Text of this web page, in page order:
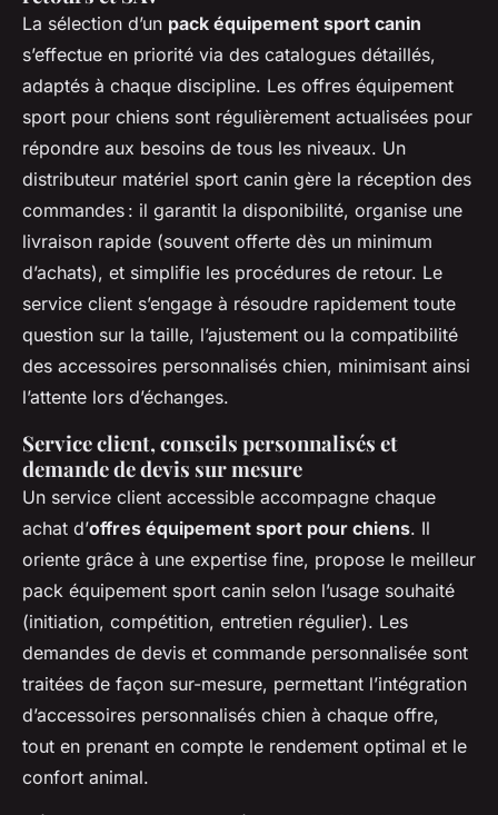
La sélection d’un pack équipement sport canin
s’effectue en priorité via des catalogues détaillés,
adaptés à chaque discipline. Les offres équipement
sport pour chiens sont régulièrement actualisées pour
répondre aux besoins de tous les niveaux. Un
distributeur matériel sport canin gère la réception des
commandes : il garantit la disponibilité, organise une
livraison rapide (souvent offerte dès un minimum
d’achats), et simplifie les procédures de retour. Le
service client s’engage à résoudre rapidement toute
question sur la taille, l’ajustement ou la compatibilité
des accessoires personnalisés chien, minimisant ainsi
l’attente lors d’échanges.
Service client, conseils personnalisés et
demande de devis sur mesure
Un service client accessible accompagne chaque
achat d’offres équipement sport pour chiens. Il
oriente grâce à une expertise fine, propose le meilleur
pack équipement sport canin selon l’usage souhaité
(initiation, compétition, entretien régulier). Les
demandes de devis et commande personnalisée sont
traitées de façon sur-mesure, permettant l’intégration
d’accessoires personnalisés chien à chaque offre,
tout en prenant en compte le rendement optimal et le
confort animal.